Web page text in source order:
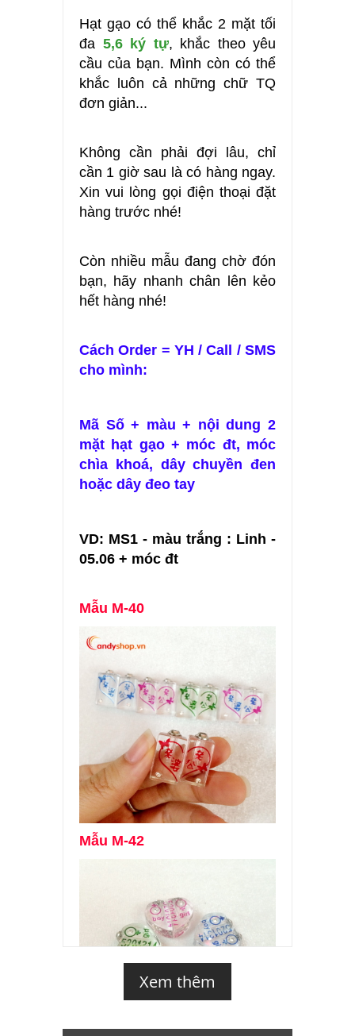
Hạt gạo có thể khắc 2 mặt tối
đa 5,6 ký tự, khắc theo yêu
cầu của bạn. Mình còn có thể
khắc luôn cả những chữ TQ
đơn giản...
Không cần phải đợi lâu, chỉ
cần 1 giờ sau là có hàng ngay.
Xin vui lòng gọi điện thoại đặt
hàng trước nhé!
Còn nhiều mẫu đang chờ đón
bạn, hãy nhanh chân lên kẻo
hết hàng nhé!
Cách Order = YH / Call / SMS
cho mình:
Mã Số + màu + nội dung 2
mặt hạt gạo + móc đt, móc
chìa khoá, dây chuyền đen
hoặc dây đeo tay
VD: MS1 - màu trắng : Linh -
05.06 + móc đt
Mẫu M-40
Mẫu M-42
Xem thêm